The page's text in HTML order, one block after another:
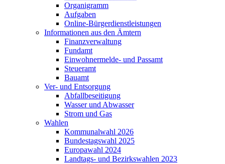
Organigramm
Aufgaben
Online-Bürgerdienstleistungen
Informationen aus den Ämtern
Finanzverwaltung
Fundamt
Einwohnermelde- und Passamt
Steueramt
Bauamt
Ver- und Entsorgung
Abfallbeseitigung
Wasser und Abwasser
Strom und Gas
Wahlen
Kommunalwahl 2026
Bundestagswahl 2025
Europawahl 2024
Landtags- und Bezirkswahlen 2023